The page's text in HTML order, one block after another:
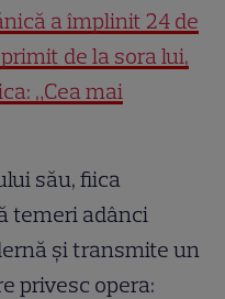
a împlinit 24 de
de la sora lui,
„Cea mai
său, fiica
temeri adânci
și transmite un
privesc opera: